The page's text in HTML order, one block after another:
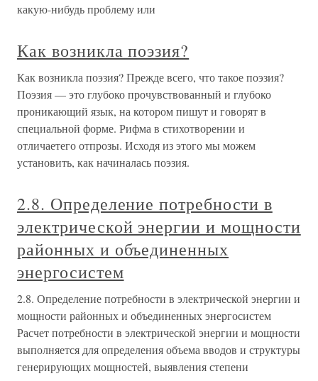
какую-нибудь проблему или
Как возникла поэзия?
Как возникла поэзия? Прежде всего, что такое поэзия?
Поэзия — это глубоко прочувствованный и глубоко
проникающий язык, на котором пишут и говорят в
специальной форме. Рифма в стихотворении и
отличаетего отпрозы. Исходя из этого мы можем
установить, как начиналась поэзия.
2.8. Определение потребности в
электрической энергии и мощности
районных и объединенных
энергосистем
2.8. Определение потребности в электрической энергии и
мощности районных и объединенных энергосистем
Расчет потребности в электрической энергии и мощности
выполняется для определения объема вводов и структуры
генерирующих мощностей, выявления степени